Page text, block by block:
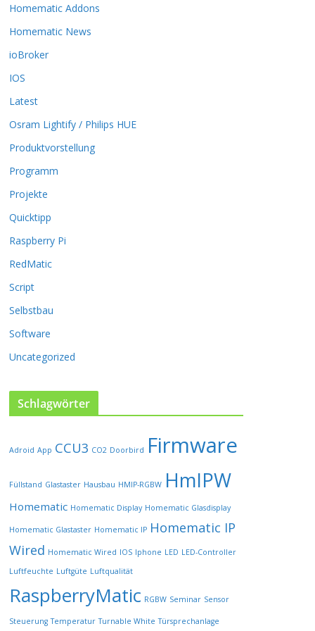
k
n
n
n
a
f
e
r
r
o
u
k
s
i
t
g
w
t
e
d
e
Homematic Addons
Homematic News
ioBroker
IOS
Latest
Osram Lightify / Philips HUE
Produktvorstellung
Programm
Projekte
Quicktipp
Raspberry Pi
RedMatic
Script
Selbstbau
Software
Uncategorized
Schlagwörter
Adroid App CCU3 CO2 Doorbird Firmware
Füllstand Glastaster Hausbau HMIP-RGBW HmIPW
Homematic Homematic Display Homematic Glasdisplay
Homematic Glastaster Homematic IP Homematic IP
Wired Homematic Wired IOS Iphone LED LED-Controller
Luftfeuchte Luftgüte Luftqualität
RaspberryMatic RGBW Seminar Sensor
Steuerung Temperatur Turnable White Türsprechanlage